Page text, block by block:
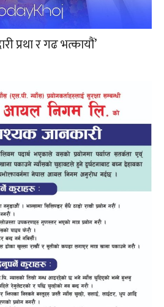
र गढ भत्कायौं’